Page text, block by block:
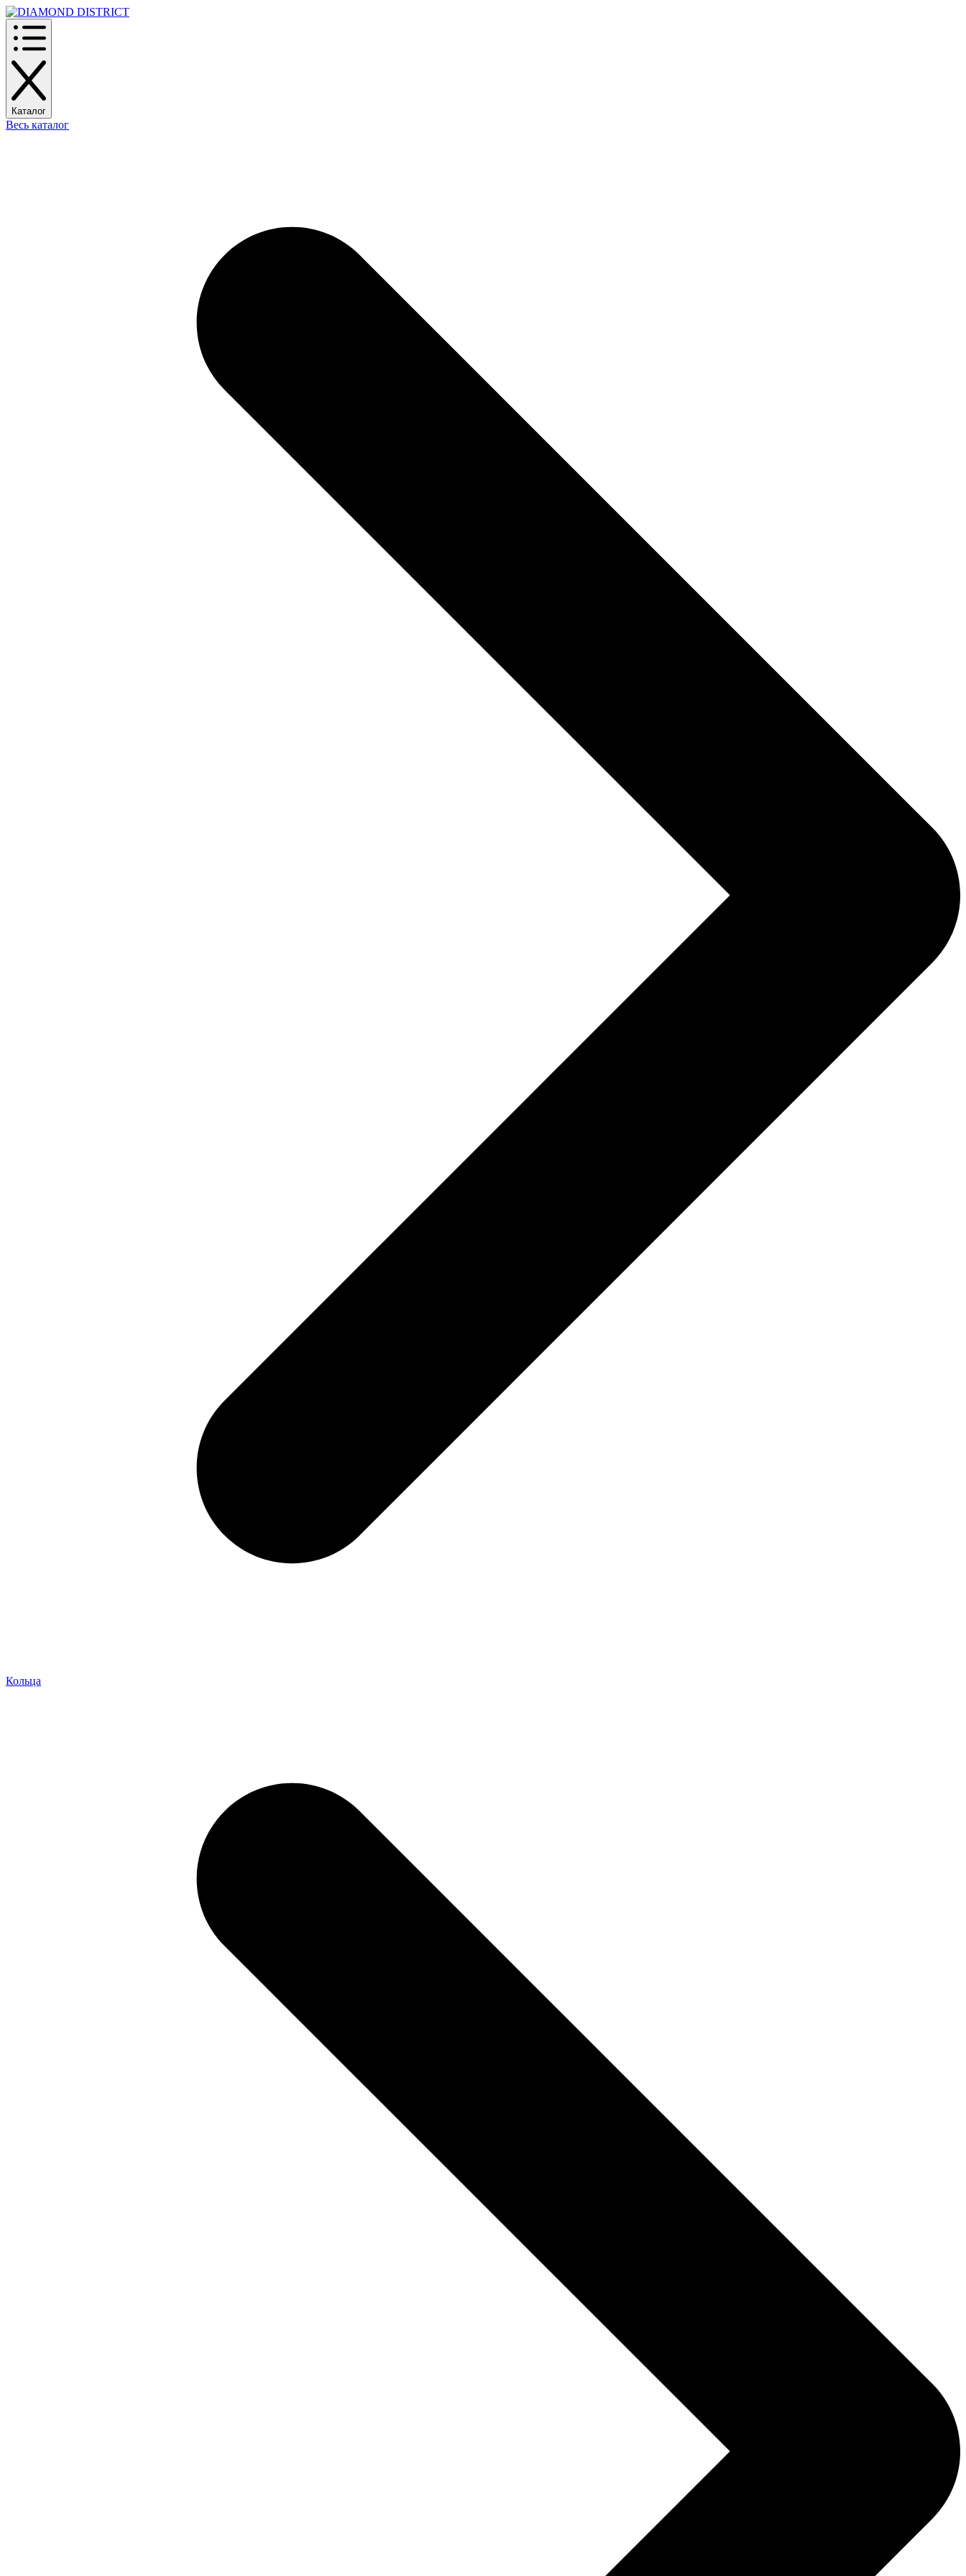
Каталог
Весь каталог
Кольца